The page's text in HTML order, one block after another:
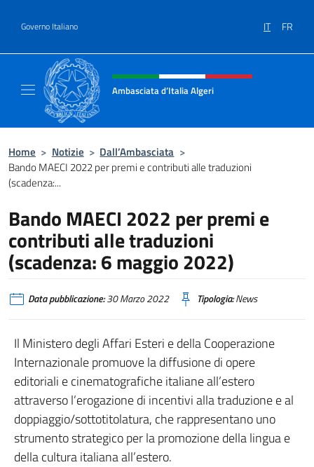
Governo Italiano IT FR
Intestazione sito, social e menù
Ambasciata d’Italia Algeri
Home > Notizie > Dall’Ambasciata >
Bando MAECI 2022 per premi e contributi alle traduzioni
(scadenza:...
Bando MAECI 2022 per premi e
contributi alle traduzioni
(scadenza: 6 maggio 2022)
Data pubblicazione:30 Marzo 2022 Tipologia:News
Il Ministero degli Affari Esteri e della Cooperazione
Internazionale promuove la diffusione di opere
editoriali e cinematografiche italiane all’estero
attraverso l’erogazione di incentivi alla traduzione e al
doppiaggio/sottotitolatura, che rappresentano uno
strumento strategico per la promozione della lingua e
della cultura italiana all’estero.